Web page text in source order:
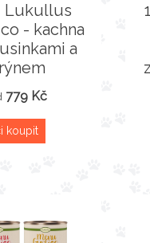
Lukullus
- kachna
a
779 Kč
koupit